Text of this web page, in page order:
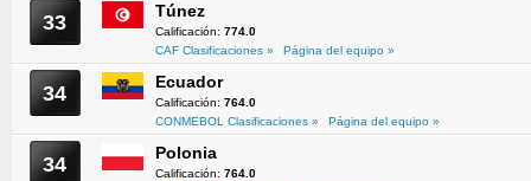
33 Túnez
Calificación: 774.0
CAF Clasificaciones »
Página del equipo »
34 Ecuador
Calificación: 764.0
CONMEBOL Clasificaciones »
Página del equipo »
34 Polonia
Calificación: 764.0